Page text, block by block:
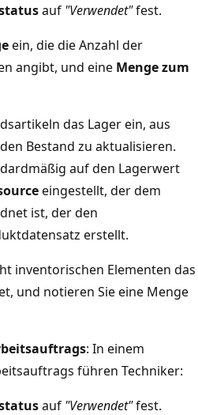
auf "Verwendet"fest.
ein, die die Anzahl der
angibt, und eine Menge zum
das Lager ein, aus
Bestand zu aktualisieren.
auf den Lagerwert
eingestellt, der dem
ist, der den
erstellt.
inventorischen Elementen das
und notieren Sie eine Menge
: In einem
führen Techniker:
auf "Verwendet"fest.